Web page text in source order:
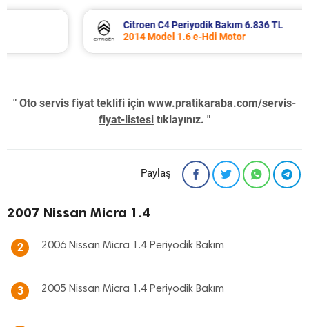
Citroen C4 Periyodik Bakım 6.836 TL
2014 Model 1.6 e-Hdi Motor
" Oto servis fiyat teklifi için www.pratikaraba.com/servis-
fiyat-listesi tıklayınız. "
Paylaş
2007 Nissan Micra 1.4
2 2006 Nissan Micra 1.4 Periyodik Bakım
3 2005 Nissan Micra 1.4 Periyodik Bakım